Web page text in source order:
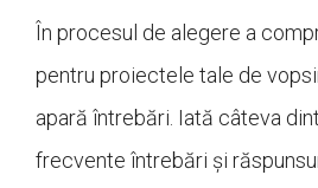
În procesul de alegere a
pentru proiectele tale de
apară întrebări. Iată câteva
frecvente întrebări și